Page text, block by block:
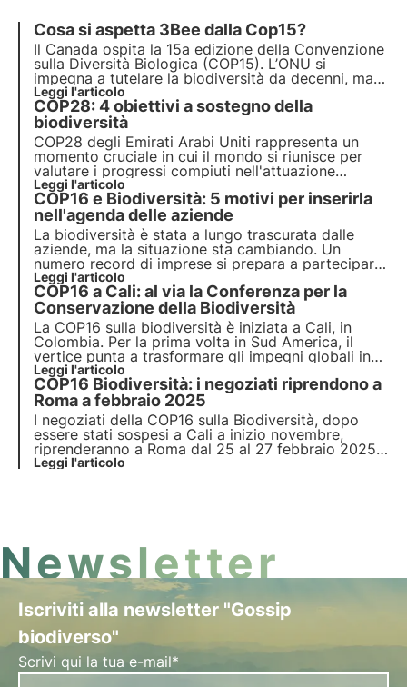
Cosa si aspetta 3Bee dalla Cop15?
Il Canada ospita la 15a edizione della Convenzione
sulla Diversità Biologica (COP15). L’ONU si
impegna a tutelare la biodiversità da decenni, ma il
poco spazio che le è stato dedicato durante la
COP27 e il precedente fallimento del Piano 2011-
2020minacciano il futuro del nuovo accordo.
Leggi l'articolo
COP28: 4 obiettivi a sostegno della
biodiversità
COP28 degli Emirati Arabi Uniti rappresenta un
momento cruciale in cui il mondo si riunisce per
valutare i progressi compiuti nell'attuazione
dell'accordo di Parigi verso la tutela della
biodiversità. La conferenza delle parti sul clima a
Dubai (COP28) si svolgerà dal 30/11/2023 al
12/12/2023.
Leggi l'articolo
COP16 e Biodiversità: 5 motivi per inserirla
nell'agenda delle aziende
La biodiversità è stata a lungo trascurata dalle
aziende, ma la situazione sta cambiando. Un
numero record di imprese si prepara a partecipare
alla COP16 del 2024. Sono cinque le tendenze
globali che alimentano il crescente interesse delle
aziende per la natura e la biodiversità.
Leggi l'articolo
COP16 a Cali: al via la Conferenza per la
Conservazione della Biodiversità
La COP16 sulla biodiversità è iniziata a Cali, in
Colombia. Per la prima volta in Sud America, il
vertice punta a trasformare gli impegni globali in
azioni concrete per la biodiversità, la
conservazione e il ripristino della natura. Scopri di
più in questo articolo.
Leggi l'articolo
COP16 Biodiversità: i negoziati riprendono a
Roma a febbraio 2025
I negoziati della COP16 sulla Biodiversità, dopo
essere stati sospesi a Cali a inizio novembre,
riprenderanno a Roma dal 25 al 27 febbraio 2025
presso la sede FAO. Scopri in questo articolo quali
Leggi l'articolo
Newsletter
Iscriviti alla newsletter "Gossip
biodiverso"
Scrivi qui la tua e-mail*